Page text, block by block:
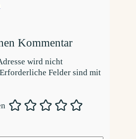
Kommentar
wird nicht
Erforderliche Felder sind mit